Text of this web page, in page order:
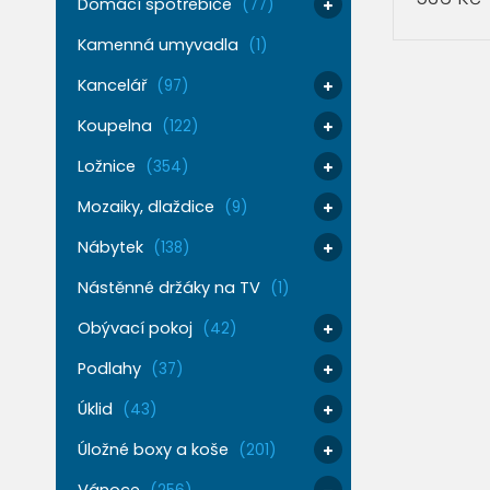
Domácí spotřebiče (77)
Kamenná umyvadla (1)
Kancelář (97)
Koupelna (122)
Ložnice (354)
Mozaiky, dlaždice (9)
Nábytek (138)
Nástěnné držáky na TV (1)
Obývací pokoj (42)
Podlahy (37)
Úklid (43)
Úložné boxy a koše (201)